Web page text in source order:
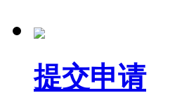
提交申请